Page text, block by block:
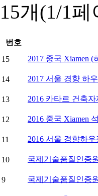
15개(1/1페
번호
15
2017 중국 Xiamen (
14 2017 서울 경향 하
13 2016 카타르 건축자
12 2016 중국 Xiamen
11 2016 서울 경향하
10 국제기술품질인증
9 국제기술품질인증